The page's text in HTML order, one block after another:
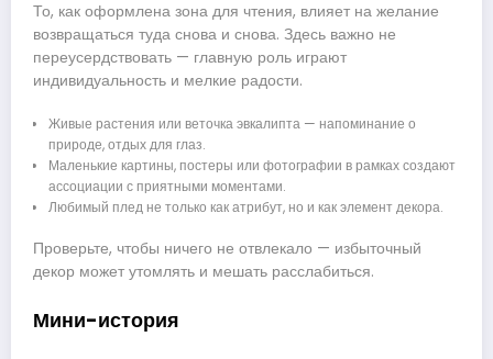
То, как оформлена зона для чтения, влияет на желание
возвращаться туда снова и снова. Здесь важно не
переусердствовать — главную роль играют
индивидуальность и мелкие радости.
Живые растения или веточка эвкалипта — напоминание о
природе, отдых для глаз.
Маленькие картины, постеры или фотографии в рамках создают
ассоциации с приятными моментами.
Любимый плед не только как атрибут, но и как элемент декора.
Проверьте, чтобы ничего не отвлекало — избыточный
декор может утомлять и мешать расслабиться.
Мини-история